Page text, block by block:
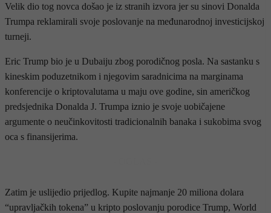
Velik dio tog novca došao je iz stranih izvora jer su sinovi Donalda
Trumpa reklamirali svoje poslovanje na međunarodnoj investicijskoj
turneji.
Eric Trump bio je u Dubaiju zbog porodičnog posla. Na sastanku s
kineskim poduzetnikom i njegovim saradnicima na marginama
konferencije o kriptovalutama u maju ove godine, sin američkog
predsjednika Donalda J. Trumpa iznio je svoje uobičajene
argumente o neučinkovitosti tradicionalnih banaka i sukobima svog
oca s finansijerima.
Zatim je uslijedio prijedlog. Kupite najmanje 20 miliona dolara
“upravljačkih tokena” u kripto poslovanju porodice Trump, World